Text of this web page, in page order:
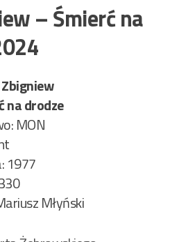
– Śmierć na
na drodze
MON
1977
Młyński